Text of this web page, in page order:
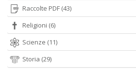
Raccolte PDF (43)
Religioni (6)
Scienze (11)
Storia (29)